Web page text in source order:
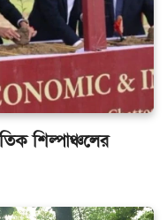
শিল্পাঞ্চলের